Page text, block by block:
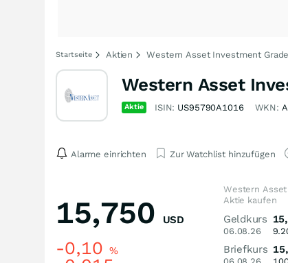
Startseite Aktien Western Asset Investment
Western Asset
Aktie ISIN: US95790A1016 WKN:
Alarme einrichten Zur Watchlist hinzufügen
15,750 USD
-0,10 %
Western
Aktie kaufen
Geldkurs
06.08.26
Briefkurs